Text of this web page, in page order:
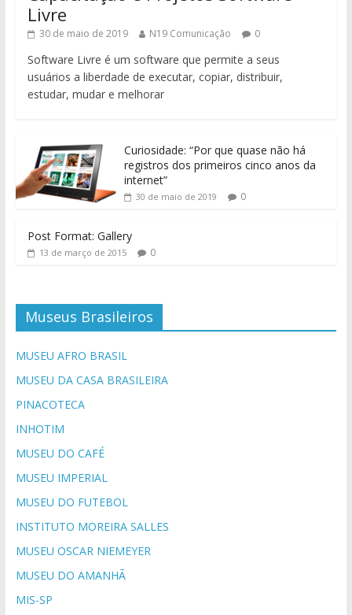
Livre
30 de maio de 2019 N19 Comunicação 0
Software Livre é um software que permite a seus
usuários a liberdade de executar, copiar, distribuir,
estudar, mudar e melhorar
Curiosidade: “Por que quase não há
registros dos primeiros cinco anos da
internet”
30 de maio de 2019 0
Post Format: Gallery
13 de março de 2015 0
Museus Brasileiros
MUSEU AFRO BRASIL
MUSEU DA CASA BRASILEIRA
PINACOTECA
INHOTIM
MUSEU DO CAFÉ
MUSEU IMPERIAL
MUSEU DO FUTEBOL
INSTITUTO MOREIRA SALLES
MUSEU OSCAR NIEMEYER
MUSEU DO AMANHÃ
MIS-SP